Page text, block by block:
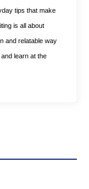
tips that make
is all about
and relatable way
learn at the